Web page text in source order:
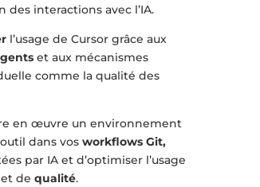
interactions avec l’IA.
l’usage de Cursor grâce aux
et aux mécanismes
comme la qualité des
en œuvre un environnement
dans vosworkflows Git,
par IA et d’optimiser l’usage
et dequalité.